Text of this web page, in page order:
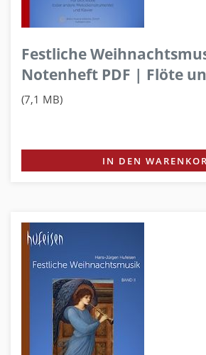
Festliche
Notenheft PDF | Flöte
(7,1 MB)
IN DEN